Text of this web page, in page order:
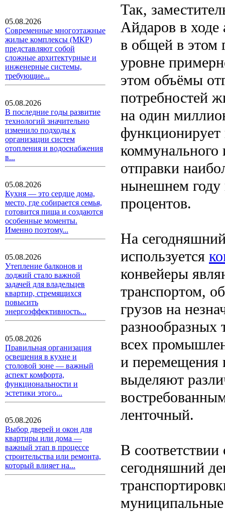
05.08.2026
Современные многоэтажные
жилые комплексы (МКР)
представляют собой
сложные архитектурные и
инженерные системы,
требующие...
05.08.2026
В последние годы развитие
технологий значительно
изменило подходы к
организации систем
отопления и водоснабжения
в...
05.08.2026
Кухня — это сердце дома,
место, где собирается семья,
готовится пища и создаются
особенные моменты.
Именно поэтому...
05.08.2026
Утепление балконов и
лоджий стало важной
задачей для владельцев
квартир, стремящихся
повысить
энергоэффективность...
05.08.2026
Правильная организация
освещения в кухне и
столовой зоне — важный
аспект комфорта,
функциональности и
эстетики этого...
05.08.2026
Выбор дверей и окон для
квартиры или дома —
важный этап в процессе
строительства или ремонта,
который влияет на...
Так,
Айдаров в ходе
в общей в этом
уровне
этом объёмы
потребностей
на один
отправки
нынешнем году
процентов.
На
используется
конвейеры
транспортом,
грузов на
всех
и перемещения
выделяют
ленточный.
В
сегодняшний
муниципальные